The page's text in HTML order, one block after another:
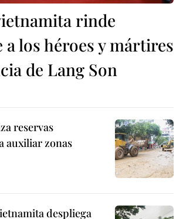
rinde
a los héroes y mártires
de Lang Son
reservas
auxiliar zonas
despliega